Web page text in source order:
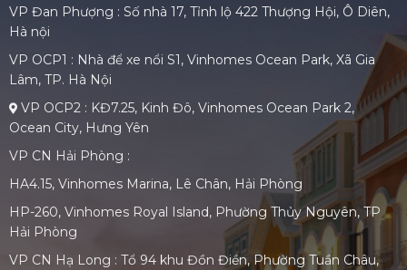
VP Đan Phượng : Số nhà 17, Tỉnh lộ 422 Thượng Hội, Ô Diên,
Hà nội
VP OCP1 : Nhà để xe nổi S1, Vinhomes Ocean Park, Xã Gia
Lâm, TP. Hà Nội
VP OCP2 : KĐ7.25, Kinh Đô, Vinhomes Ocean Park 2,
Ocean City, Hưng Yên
VP CN Hải Phòng :
HA4.15, Vinhomes Marina, Lê Chân, Hải Phòng
HP-260, Vinhomes Royal Island, Phường Thủy Nguyên, TP
Hải Phòng
VP CN Hạ Long : Tổ 94 khu Đồn Điền, Phường Tuần Châu,